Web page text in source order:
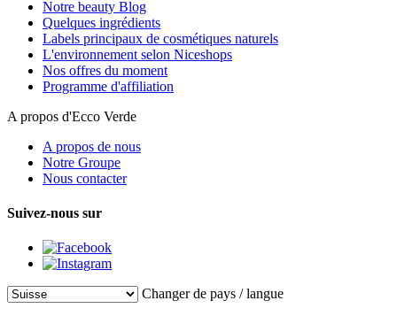
Notre beauty Blog
Quelques ingrédients
Labels principaux de cosmétiques naturels
L'environnement selon Niceshops
Nos offres du moment
Programme d'affiliation
A propos d'Ecco Verde
A propos de nous
Notre Groupe
Nous contacter
Suivez-nous sur
Changer de pays / langue